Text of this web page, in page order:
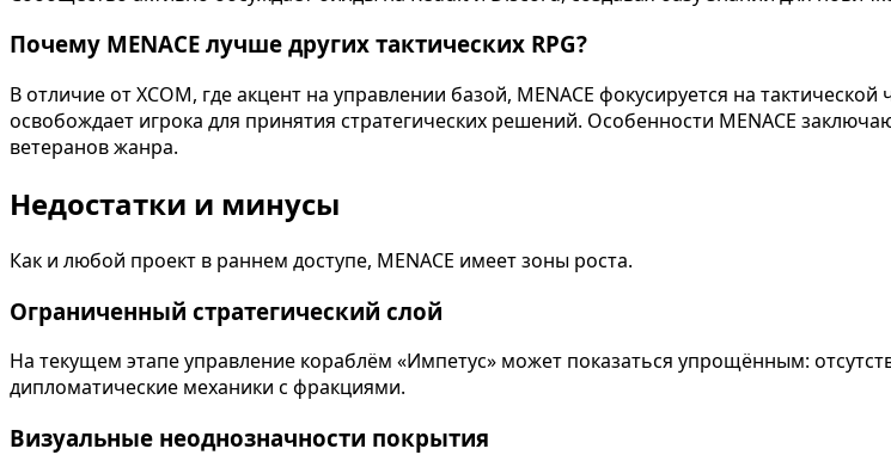
Почему MENACE лучше других тактических RPG?
В отличие от XCOM, где акцент на управлении базой, MENACE фокусируется на
освобождает игрока для принятия стратегических решений. Особенности MENACE
ветеранов жанра.
Недостатки и минусы
Как и любой проект в раннем доступе, MENACE имеет зоны роста.
Ограниченный стратегический слой
На текущем этапе управление кораблём «Импетус» может показаться упрощённым:
дипломатические механики с фракциями.
Визуальные неоднозначности покрытия